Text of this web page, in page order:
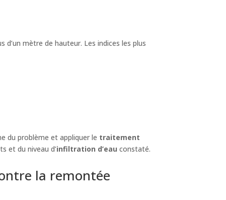
d’un mètre de hauteur. Les indices les plus
du problème et appliquer le traitement
et du niveau d’infiltration d’eau constaté.
la remontée